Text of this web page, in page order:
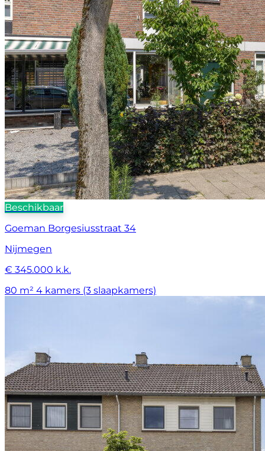
Beschikbaar
Goeman Borgesiusstraat 34
Nijmegen
€ 345.000 k.k.
80 m² 4 kamers (3 slaapkamers)